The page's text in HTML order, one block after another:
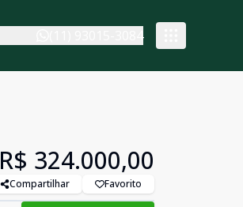
R$ 324.000,00
Compartilhar Favorito